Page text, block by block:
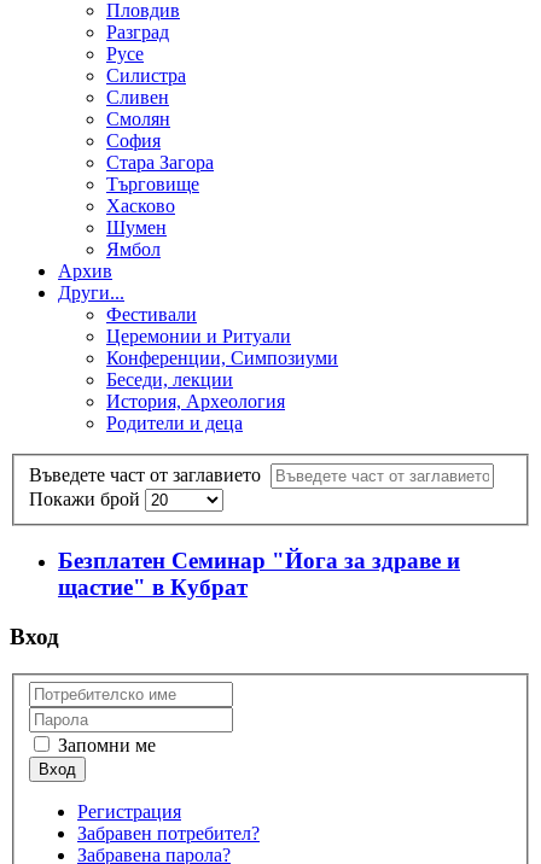
Пловдив
Разград
Русе
Силистра
Сливен
Смолян
София
Стара Загора
Търговище
Хасково
Шумен
Ямбол
Aрхив
Други...
Фестивали
Церемонии и Ритуали
Конференции, Симпозиуми
Беседи, лекции
История, Археология
Родители и деца
Въведете част от заглавието
Покажи брой
Безплатен Семинар "Йога за здраве и
щастие" в Кубрат
Вход
Запомни ме
Регистрация
Забравен потребител?
Забравена парола?